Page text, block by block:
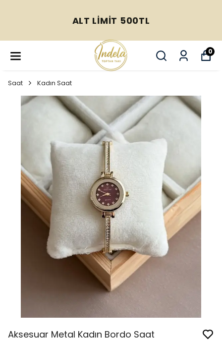
ALT LİMİT 500TL
0
Saat Kadın Saat
Aksesuar Metal Kadın Bordo Saat